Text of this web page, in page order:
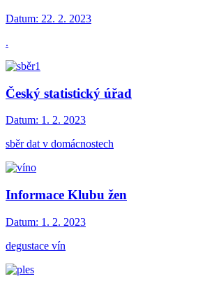
Datum: 22. 2. 2023
.
Český statistický úřad
Datum: 1. 2. 2023
sběr dat v domácnostech
Informace Klubu žen
Datum: 1. 2. 2023
degustace vín